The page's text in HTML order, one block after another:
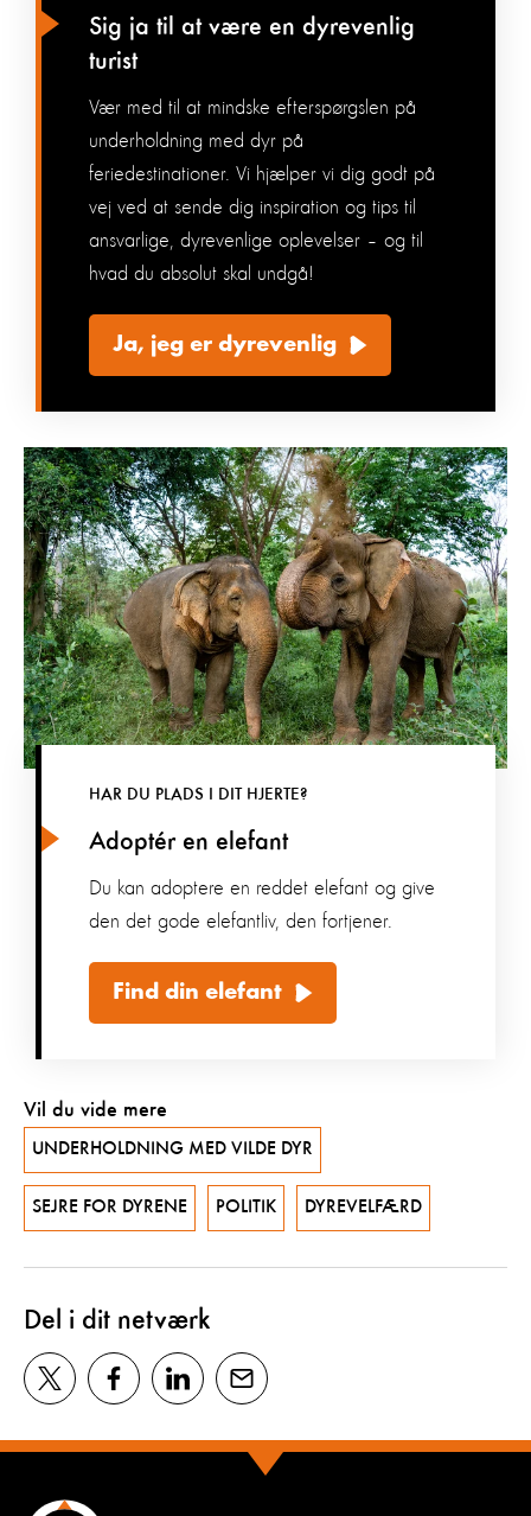
Sig ja til at være en dyrevenlig
turist
Vær med til at mindske efterspørgslen på
underholdning med dyr på
feriedestinationer. Vi hjælper vi dig godt på
vej ved at sende dig inspiration og tips til
ansvarlige, dyrevenlige oplevelser – og til
hvad du absolut skal undgå!
Ja, jeg er dyrevenlig
Adoptér en elefant
HAR DU PLADS I DIT HJERTE?
Du kan adoptere en reddet elefant og give
den det gode elefantliv, den fortjener.
Find din elefant
Vil du vide mere
UNDERHOLDNING MED VILDE DYR
SEJRE FOR DYRENE POLITIK DYREVELFÆRD
Del i dit netværk